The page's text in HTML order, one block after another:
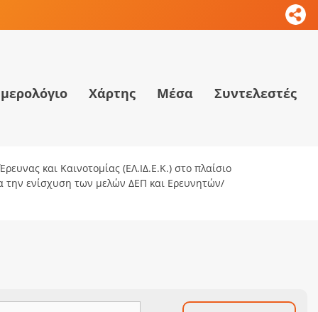
Χάρτης Μέσα Συντελεστές
και Καινοτομίας (ΕΛ.ΙΔ.Ε.Κ.) στο πλαίσιο
την ενίσχυση των μελών ΔΕΠ και Ερευνητών/